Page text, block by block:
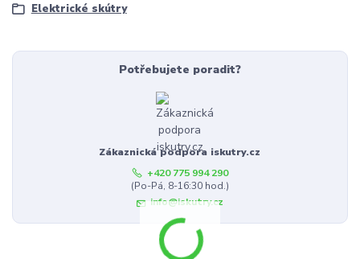
Elektrické skútry
Potřebujete poradit?
Zákaznická podpora iskutry.cz
+420 775 994 290
(Po-Pá, 8-16:30 hod.)
info@iskutry.cz